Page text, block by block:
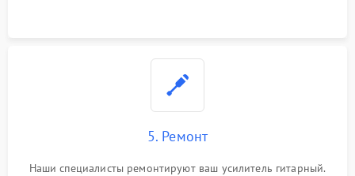
5. Ремонт
Наши специалисты ремонтируют ваш усилитель гитарный.